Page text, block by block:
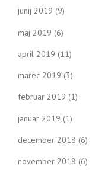
junij 2019 (9)
maj 2019 (6)
april 2019 (11)
marec 2019 (3)
februar 2019 (1)
januar 2019 (1)
december 2018 (6)
november 2018 (6)